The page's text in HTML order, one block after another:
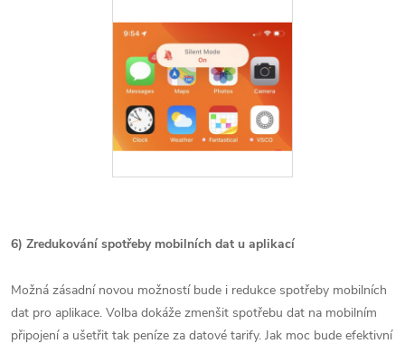
6) Zredukování spotřeby mobilních dat u aplikací
Možná zásadní novou možností bude i redukce spotřeby mobilních
dat pro aplikace. Volba dokáže zmenšit spotřebu dat na mobilním
připojení a ušetřit tak peníze za datové tarify. Jak moc bude efektivní